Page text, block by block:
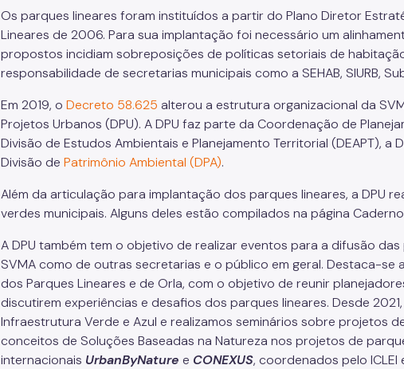
Os parques lineares foram instituídos a partir do Plano Diretor
Lineares de 2006. Para sua implantação foi necessário um
propostos incidiam sobreposições de políticas setoriais de
responsabilidade de secretarias municipais como a SEHAB, SIURB,
Em 2019, o Decreto 58.625 alterou a estrutura organizacional da
Projetos Urbanos (DPU). A DPU faz parte da Coordenação de
Divisão de Estudos Ambientais e Planejamento Territorial (DEAPT), a
Divisão de Patrimônio Ambiental (DPA).
Além da articulação para implantação dos parques lineares, a DPU
verdes municipais. Alguns deles estão compilados na página
A DPU também tem o objetivo de realizar eventos para a difusão
SVMA como de outras secretarias e o público em geral. Destaca-se
dos Parques Lineares e de Orla, com o objetivo de reunir
discutirem experiências e desafios dos parques lineares. Desde
Infraestrutura Verde e Azul e realizamos seminários sobre projetos
conceitos de Soluções Baseadas na Natureza nos projetos de
internacionais UrbanByNature e CONEXUS, coordenados pelo